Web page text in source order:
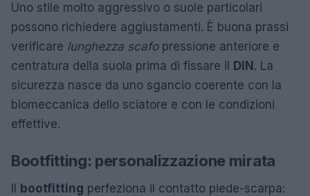
Uno stile molto aggressivo o suole particolari
possono richiedere aggiustamenti. È buona prassi
verificare lunghezza scafopressione anteriore e
centratura della suola prima di fissare il
DIN . La
sicurezza nasce da uno sgancio coerente con la
biomeccanica dello sciatore e con le condizioni
effettive.
Bootfitting: personalizzazione mirata
bootfitting perfeziona il contatto piede-scarpa: